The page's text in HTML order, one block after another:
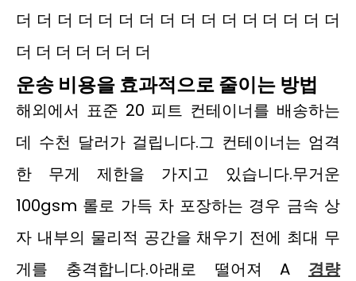
더 더 더 더 더 더 더 더 더 더 더 더 더 더 더 더
더 더 더 더 더 더 더
운송 비용을 효과적으로 줄이는 방법
해외에서 표준 20 피트 컨테이너를 배송하는
데 수천 달러가 걸립니다.그 컨테이너는 엄격
한 무게 제한을 가지고 있습니다.무거운
100gsm 롤로 가득 차 포장하는 경우 금속 상
자 내부의 물리적 공간을 채우기 전에 최대 무
게를 충격합니다.아래로 떨어져 A 경량